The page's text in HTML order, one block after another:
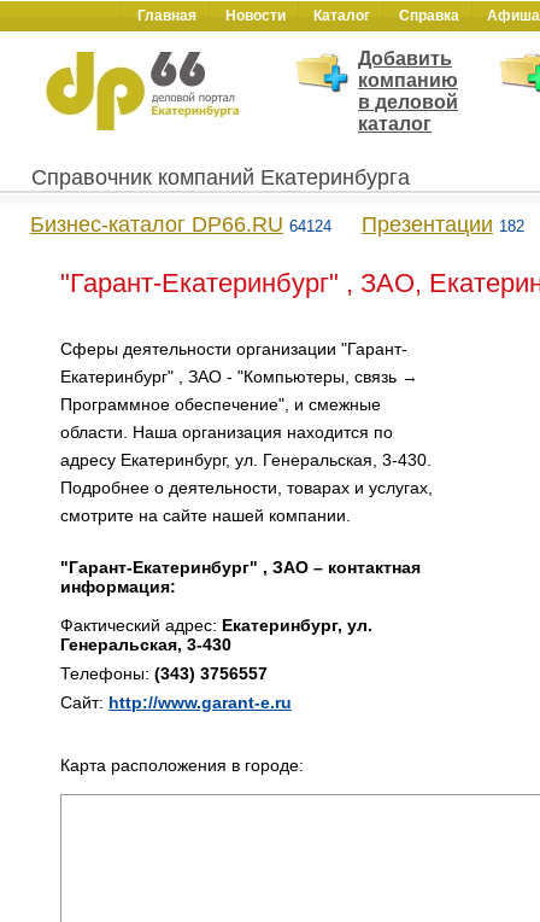
Главная Новости Каталог Справка Афиша
Добавить
компанию
в деловой
каталог
Справочник компаний Екатеринбурга
Бизнес-каталог DP66.RU 64124 Презентации 182
"Гарант-Екатеринбург" , ЗАО,
Сферы деятельности организации "Гарант-
Екатеринбург" , ЗАО - "Компьютеры, связь →
Программное обеспечение", и смежные
области. Наша организация находится по
адресу Екатеринбург, ул. Генеральская, 3-430.
Подробнее о деятельности, товарах и услугах,
смотрите на сайте нашей компании.
"Гарант-Екатеринбург" , ЗАО – контактная
информация:
Фактический адрес: Екатеринбург, ул.
Генеральская, 3-430
Телефоны: (343) 3756557
Сайт: http://www.garant-e.ru
Карта расположения в городе: